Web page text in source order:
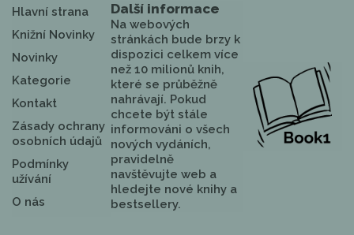
Hlavní strana
Knižní Novinky
Novinky
Kategorie
Kontakt
Zásady ochrany
osobních údajů
Podmínky
užívání
O nás
Další informace
Na webových
stránkách bude brzy k
dispozici celkem více
než 10 milionů knih,
které se průběžně
nahrávají. Pokud
chcete být stále
informováni o všech
nových vydáních,
pravidelně
navštěvujte web a
hledejte nové knihy a
bestsellery.